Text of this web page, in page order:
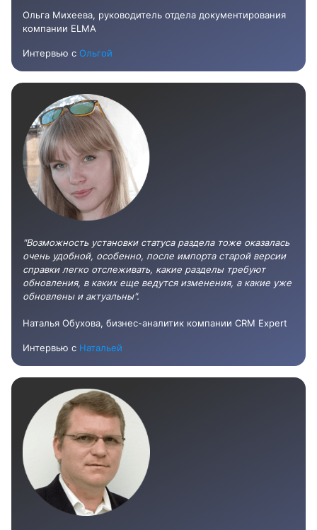
Ольга Михеева, руководитель отдела документирования
компании ELMA
Интервью с Ольгой
"Возможность установки статуса раздела тоже оказалась
очень удобной, особенно, после импорта старой версии
справки легко отслеживать, какие разделы требуют
обновления, в каких еще ведутся изменения, а какие уже
обновлены и актуальны".
Наталья Обухова, бизнес-аналитик компании CRM Expert
Интервью с Натальей